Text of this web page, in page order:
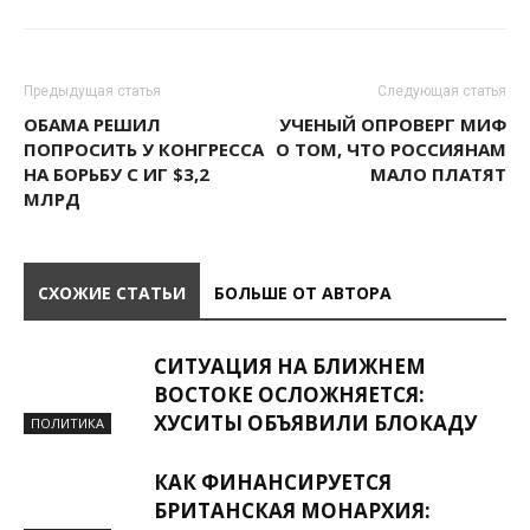
Предыдущая статья
ОБАМА РЕШИЛ
ПОПРОСИТЬ У КОНГРЕССА
НА БОРЬБУ С ИГ $3,2
МЛРД
Следующая статья
УЧЕНЫЙ ОПРОВЕРГ МИФ
О ТОМ, ЧТО РОССИЯНАМ
МАЛО ПЛАТЯТ
СХОЖИЕ СТАТЬИ БОЛЬШЕ ОТ АВТОРА
ПОЛИТИКА
СИТУАЦИЯ НА БЛИЖНЕМ
ВОСТОКЕ ОСЛОЖНЯЕТСЯ:
ХУСИТЫ ОБЪЯВИЛИ БЛОКАДУ
КАК ФИНАНСИРУЕТСЯ
БРИТАНСКАЯ МОНАРХИЯ: